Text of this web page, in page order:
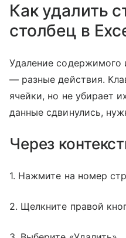
Как удалить
столбец в
Удаление содержимого
— разные действия.
ячейки, но не убирает
данные сдвинулись,
Через
1. Нажмите на номер
2. Щелкните правой